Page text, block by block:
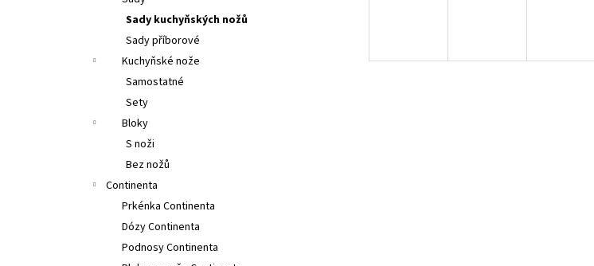
Sady kuchyňských nožů
Sady příborové
Kuchyňské nože
Samostatné
Sety
Bloky
S noži
Bez nožů
Continenta
Prkénka Continenta
Dózy Continenta
Podnosy Continenta
Původně:399 Kč